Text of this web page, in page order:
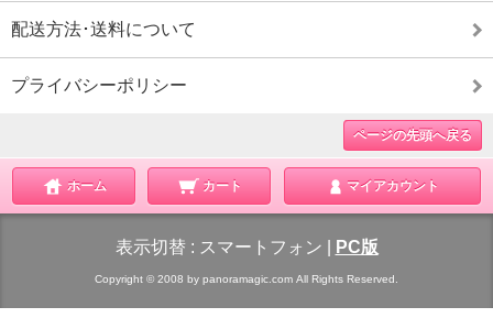
配送方法･送料について
プライバシーポリシー
ページの先頭へ戻る
ホーム カート マイアカウント
表示切替 : スマートフォン PC版
Copyright © 2008 by panoramagic.com All Rights Reserved.